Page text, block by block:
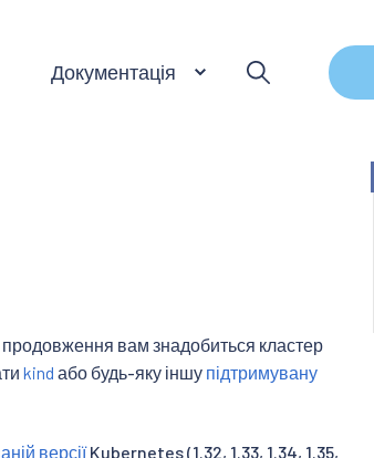
Документація
вам знадобиться кластер
kind або будь-яку іншу підтримувану
версіїKubernetes (1.32, 1.33, 1.34, 1.35,